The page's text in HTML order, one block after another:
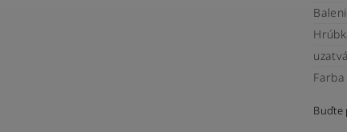
Farba
Buďte